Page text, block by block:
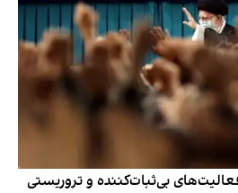
بی‌ثبات‌کننده و تروریستی